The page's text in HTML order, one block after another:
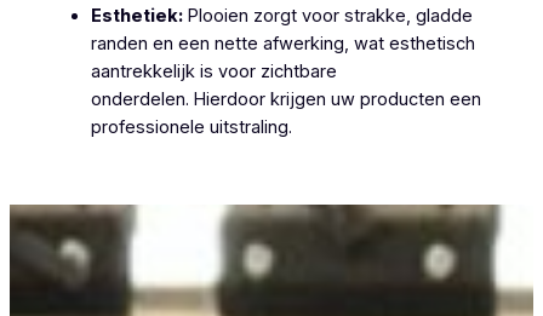
Esthetiek:Plooien zorgt voor strakke, gladde
randen en een nette afwerking, wat esthetisch
aantrekkelijk is voor zichtbare
onderdelen. Hierdoor krijgen uw producten een
professionele uitstraling.